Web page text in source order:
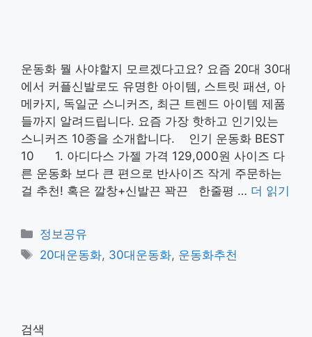
운동화 뭘 사야할지 모르겠다고요? 요즘 20대 30대
에서 커플신발로도 유명한 아이템, 스트릿 패션, 아
메카지, 독일군 스니커즈, 최근 트렌드 아이템 제품
들까지 알려드립니다. 요즘 가장 핫하고 인기있는
스니커즈 10종을 소개합니다. 인기 운동화 BEST
10 1. 아디다스 가젤 가격 129,000원 사이즈 다
른 운동화 보다 큰 편으로 반사이즈 작게 주문하는
걸 추천! 혹은 깔창+신발끈 꽉끈 한줄평 … 더 읽기
카
테
정보공유
태
20대운동화, 30대운동화, 운동화추천
검색